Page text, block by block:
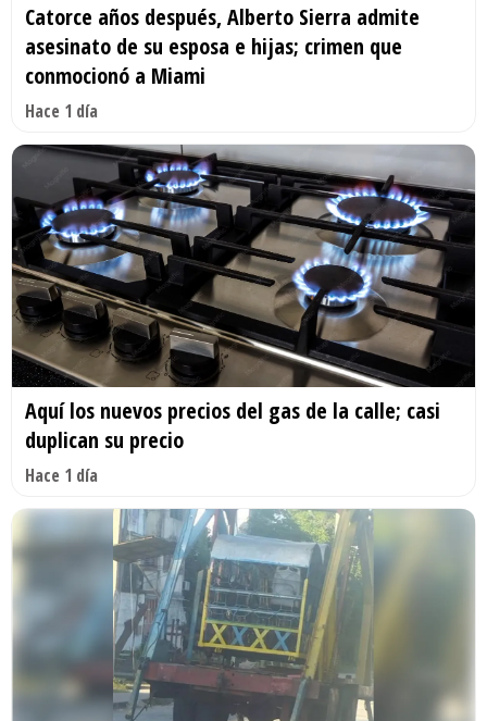
Catorce años después, Alberto Sierra admite
asesinato de su esposa e hijas; crimen que
conmocionó a Miami
Hace 1 día
Aquí los nuevos precios del gas de la calle; casi
duplican su precio
Hace 1 día